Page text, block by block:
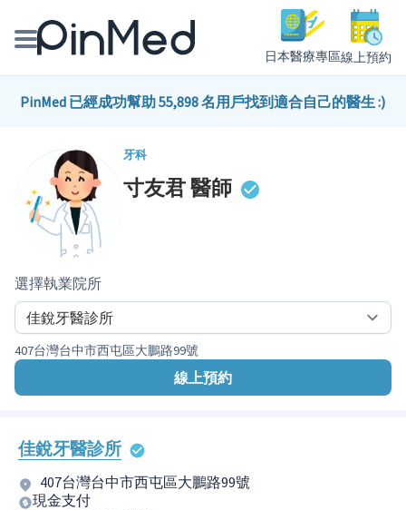
日本醫療專區線上預約
線上預約醫師、院所
醫師專欄專訪
健康主題館
PinMed 已經成功幫助 55,898 名用戶找到適合自己的醫生 :)
牙科
寸友君醫師
選擇執業院所
407台灣台中市西屯區大鵬路99號
線上預約
佳銳牙醫診所
407台灣台中市西屯區大鵬路99號
現金支付